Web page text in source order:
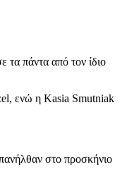
τα πάντα από τον ίδιο
ενώ η Kasia Smutniak
στο προσκήνιο